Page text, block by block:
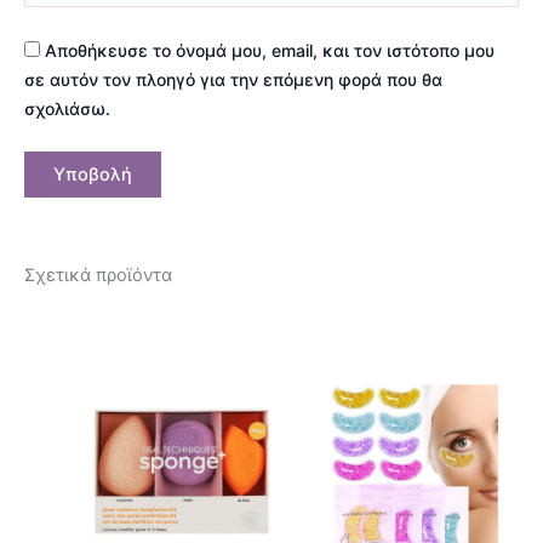
Αποθήκευσε το όνομά μου, email, και τον ιστότοπο μου
σε αυτόν τον πλοηγό για την επόμενη φορά που θα
σχολιάσω.
Σχετικά προϊόντα